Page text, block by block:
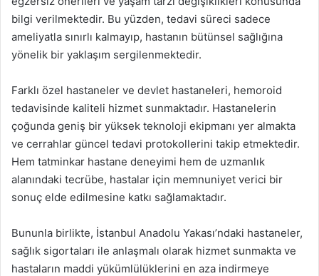
bilgi verilmektedir. Bu yüzden, tedavi süreci sadece
ameliyatla sınırlı kalmayıp, hastanın bütünsel sağlığına
yönelik bir yaklaşım sergilenmektedir.
Farklı özel hastaneler ve devlet hastaneleri, hemoroid
tedavisinde kaliteli hizmet sunmaktadır. Hastanelerin
çoğunda geniş bir yüksek teknoloji ekipmanı yer almakta
ve cerrahlar güncel tedavi protokollerini takip etmektedir.
Hem tatminkar hastane deneyimi hem de uzmanlık
alanındaki tecrübe, hastalar için memnuniyet verici bir
sonuç elde edilmesine katkı sağlamaktadır.
Bununla birlikte, İstanbul Anadolu Yakası’ndaki hastaneler,
sağlık sigortaları ile anlaşmalı olarak hizmet sunmakta ve
hastaların maddi yükümlülüklerini en aza indirmeye